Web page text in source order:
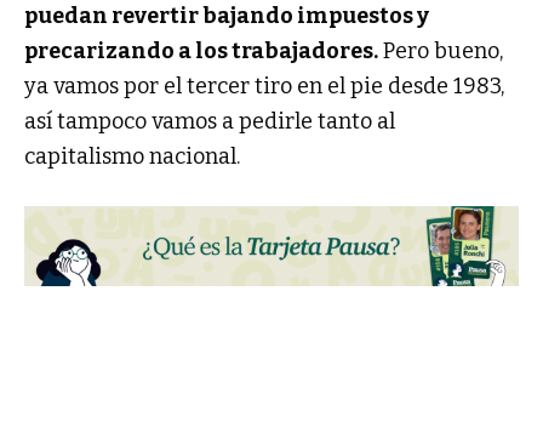
puedan revertir bajando impuestos y
precarizando a los trabajadores.Pero bueno,
ya vamos por el tercer tiro en el pie desde 1983,
así tampoco vamos a pedirle tanto al
capitalismo nacional.